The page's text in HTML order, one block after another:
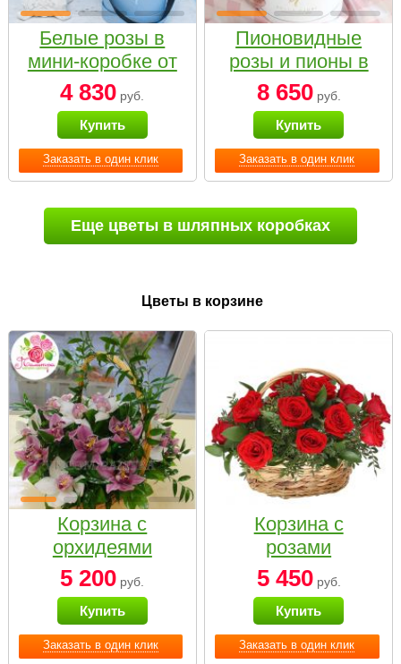
Заказать в один клик
Белые розы в
мини-коробке от
Bella Fiori
4 830 руб.
Купить
Заказать в один клик
Пионовидные
розы и пионы в
белой коробке
Small
8 650руб.
Купить
Еще цветы в шляпных коробках
Цветы в корзине
Заказать в один клик
Корзина с
орхидеями
малая
5 200 руб.
Купить
Заказать в один клик
Корзина с
розами
«Красный
Париж»
5 450руб.
Купить